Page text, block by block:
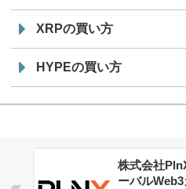
XRPの買い方
HYPEの買い方
株式会社
ーバル